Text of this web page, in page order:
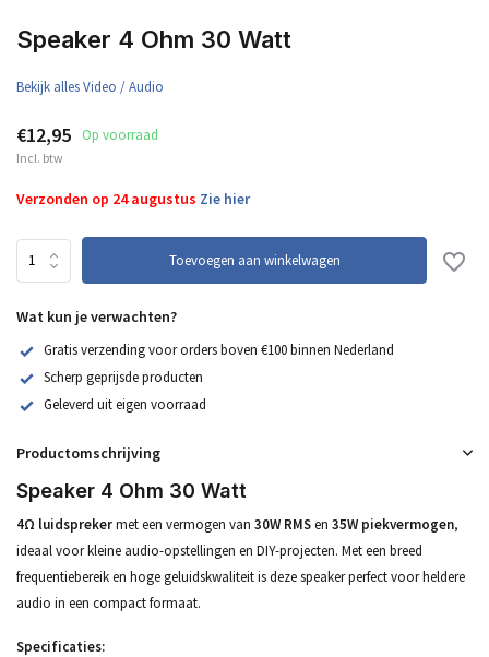
Speaker 4 Ohm 30 Watt
Bekijk alles Video / Audio
€12,95 Op voorraad
Incl. btw
Verzonden op 24 augustus Zie hier
Toevoegen aan winkelwagen
Wat kun je verwachten?
Gratis verzending voor orders boven €100 binnen Nederland
Scherp geprijsde producten
Geleverd uit eigen voorraad
Productomschrijving
Speaker 4 Ohm 30 Watt
4Ω luidsprekermet een vermogen van 30W RMSen 35W piekvermogen,
ideaal voor kleine audio-opstellingen en DIY-projecten. Met een breed
frequentiebereik en hoge geluidskwaliteit is deze speaker perfect voor heldere
audio in een compact formaat.
Specificaties: